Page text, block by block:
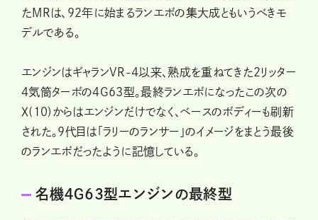
たMRは、92年に始まるランエボの集大成ともいうべきモ
デルである。
エンジンはギャランVR-4以来、熟成を重ねてきた2リッター
４気筒ターボの４G63型。最終ランエボになったこの次の
Ⅹ(10)からはエンジンだけでなく、ベースのボディーも刷新
された。９代目は「ラリーのランサー」のイメージをまとう最後
のランエボだったように記憶している。
名機４Ｇ63型エンジンの最終型